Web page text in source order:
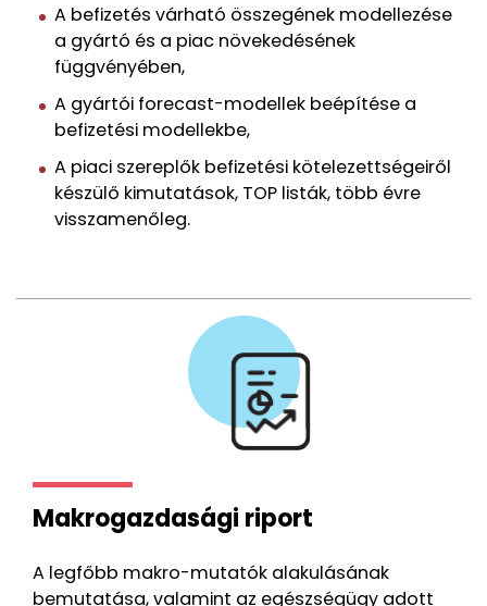
A befizetés várható összegének modellezése
a gyártó és a piac növekedésének
függvényében,
A gyártói forecast-modellek beépítése a
befizetési modellekbe,
A piaci szereplők befizetési kötelezettségeiről
készülő kimutatások, TOP listák, több évre
visszamenőleg.
Makrogazdasági riport
A legfőbb makro-mutatók alakulásának
bemutatása, valamint az egészségügy adott